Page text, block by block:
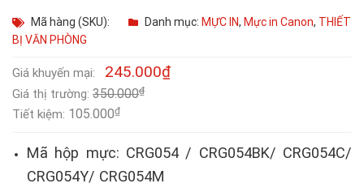
Mã hàng (SKU): Danh mục: MỰC IN, Mực in Canon, THIẾT
BỊ VĂN PHÒNG
Giá khuyến mại: 245.000₫
Giá thị trường: 350.000₫
Tiết kiệm: 105.000₫
Mã hộp mực: CRG054 / CRG054BK/ CRG054C/
CRG054Y/ CRG054M